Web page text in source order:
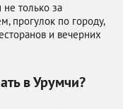
только за
прогулок по городу,
и вечерних
в Урумчи?